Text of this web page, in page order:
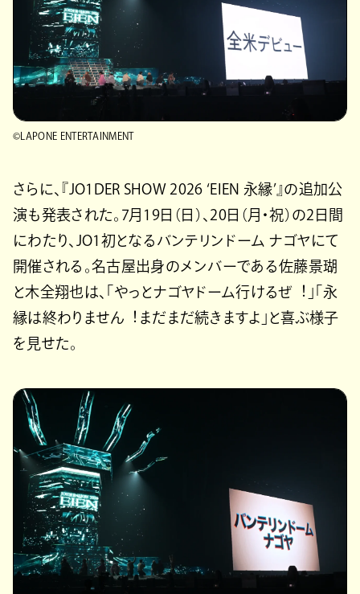
©LAPONE ENTERTAINMENT
さらに、『JO1DER SHOW 2026 ‘EIEN 永縁’』の追加公
演も発表された。7⽉19⽇（⽇）、20⽇（⽉・祝）の2⽇間
にわたり、JO1初となるバンテリンドーム ナゴヤにて
開催される。名古屋出⾝のメンバーである佐藤景瑚
と⽊全翔也は、「やっとナゴヤドーム⾏けるぜ︕」「永
縁は終わりません︕まだまだ続きますよ」と喜ぶ様子
を見せた。